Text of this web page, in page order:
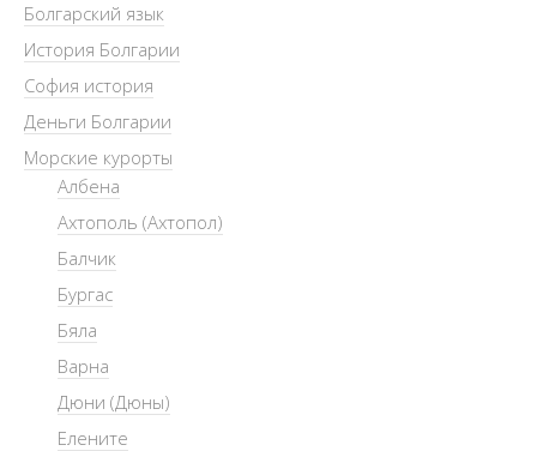
Болгарский язык
История Болгарии
София история
Деньги Болгарии
Морские курорты
Албена
Ахтополь (Ахтопол)
Балчик
Бургас
Бяла
Варна
Дюни (Дюны)
Елените